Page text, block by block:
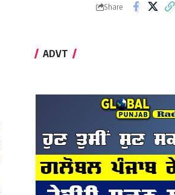
Share
ADVT